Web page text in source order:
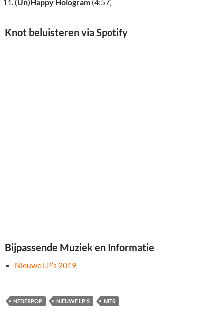
(Un)Happy Hologram (4:57)
Knot beluisteren via Spotify
Bijpassende Muziek en Informatie
Nieuwe LP’s 2019
NEDERPOP NIEUWE LP'S NITS